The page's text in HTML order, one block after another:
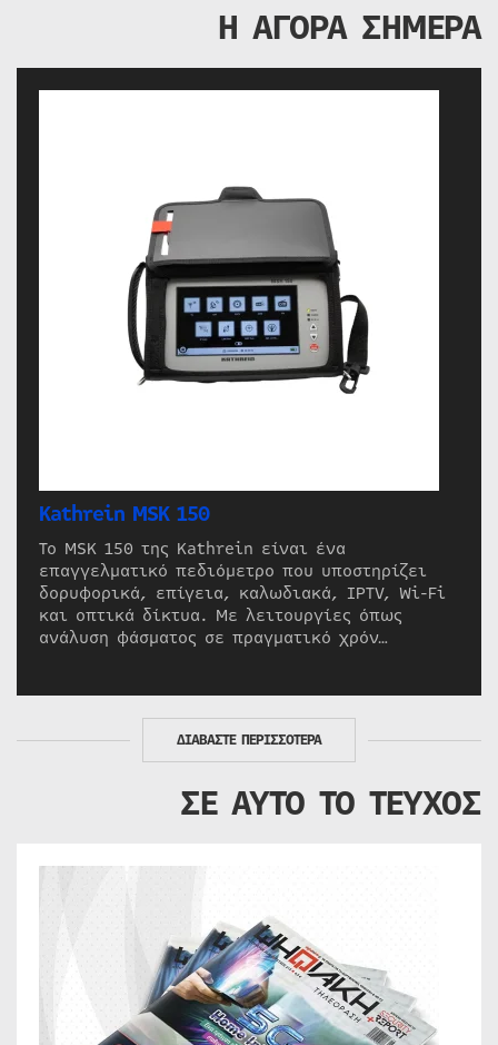
Η ΑΓΟΡΑ ΣΗΜΕΡΑ
Kathrein MSK 150
Το MSK 150 της Kathrein είναι ένα
επαγγελματικό πεδιόμετρο που υποστηρίζει
δορυφορικά, επίγεια, καλωδιακά, IPTV, Wi-Fi
και οπτικά δίκτυα. Με λειτουργίες όπως
ανάλυση φάσματος σε πραγματικό χρόν…
ΔΙΑΒΑΣΤΕ ΠΕΡΙΣΣΟΤΕΡΑ
ΣΕ ΑΥΤΟ ΤΟ ΤΕΥΧΟΣ